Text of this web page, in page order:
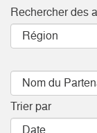
Rechercher des
Trier par